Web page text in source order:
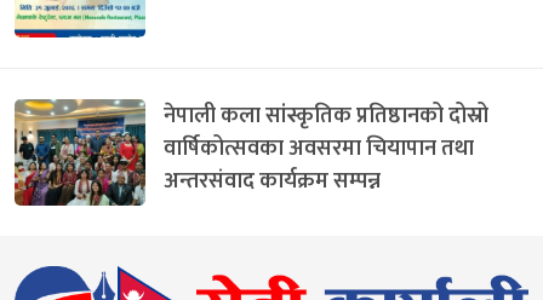
नेपाली कला सांस्कृतिक प्रतिष्ठानको दोस्रो
वार्षिकोत्सवका अवसरमा चियापान तथा
अन्तरसंवाद कार्यक्रम सम्पन्न